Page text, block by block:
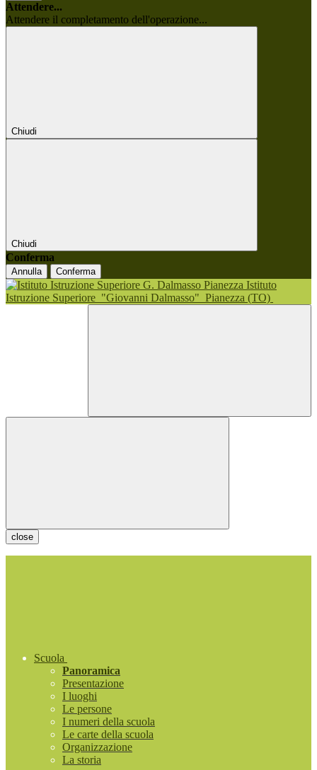
Attendere...
Attendere il completamento dell'operazione...
Chiudi
Chiudi
Conferma
Annulla Conferma
Istituto
Istruzione Superiore "Giovanni Dalmasso" Pianezza (TO)
close
Scuola
Panoramica
Presentazione
I luoghi
Le persone
I numeri della scuola
Le carte della scuola
Organizzazione
La storia